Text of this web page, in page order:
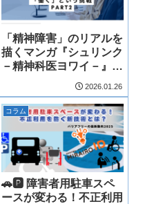
「精神障害」のリアルを
描くマンガ『シュリンク
－精神科医ヨワイ－』に
みる「働く」という挑
戦 PART2
2026.01.26
コラム
🚗🅿 障害者用駐車スペ
ースが変わる！不正利用